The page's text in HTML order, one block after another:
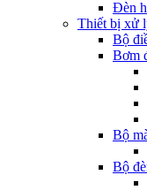
Đèn
Thiết bị xử
Bộ
Bơm
Bộ
Bộ